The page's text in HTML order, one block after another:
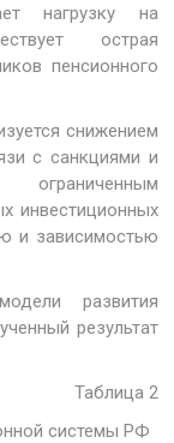
нагрузку на
острая
пенсионного
снижением
с санкциями и
ограниченным
инвестиционных
и зависимостью
развития
результат
Таблица 2
системы РФ